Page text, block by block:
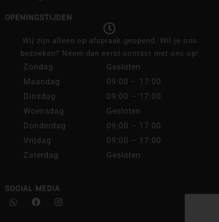
OPENINGSTIJDEN
Wij zijn alleen op afspraak geopend. Wil je ons
bezoeken? Neem dan eerst contact met ons op!
Zondag
Gesloten
Maandag
09:00 – 17:00
Dinsdag
09:00 – 17:00
Woensdag
Gesloten
Donderdag
09:00 – 17:00
Vrijdag
09:00 – 17:00
Zaterdag
Gesloten
SOCIAL MEDIA
W
h
F
a
I
n